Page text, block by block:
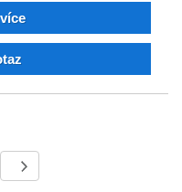
přízi z nylonového
6, nylonu 66, jemného
vlákna. Můžete
silnou
kompletní testovací